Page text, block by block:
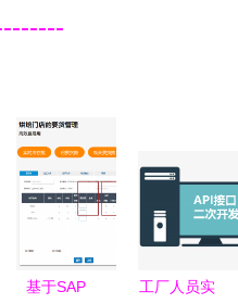
基于SAP
工厂人员实